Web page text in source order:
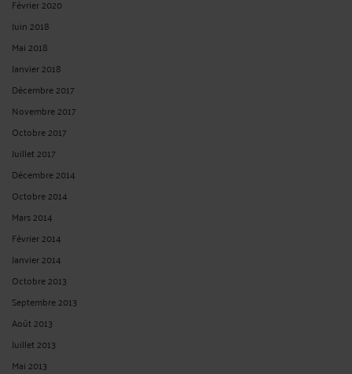
Février 2020
Juin 2018
Mai 2018
Janvier 2018
Décembre 2017
Novembre 2017
Octobre 2017
Juillet 2017
Décembre 2014
Octobre 2014
Mars 2014
Février 2014
Janvier 2014
Octobre 2013
Septembre 2013
Août 2013
Juillet 2013
Mai 2013